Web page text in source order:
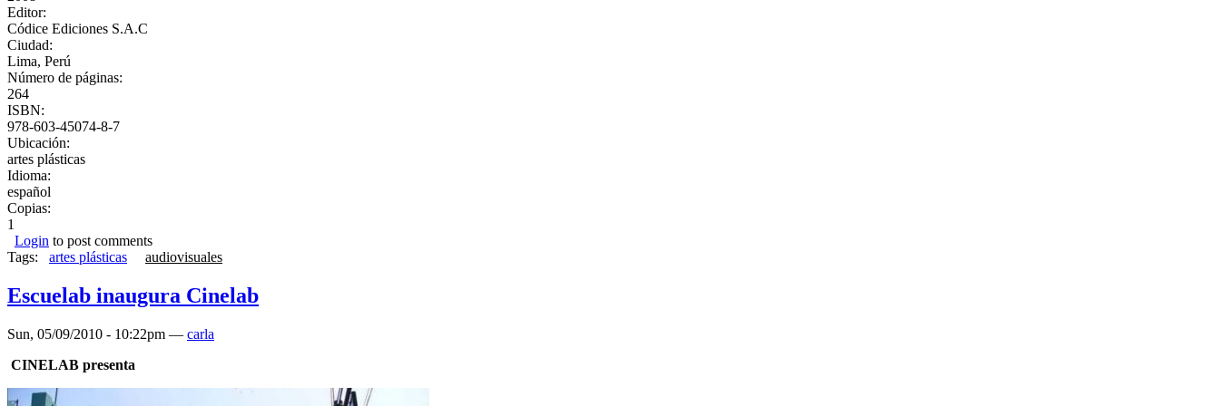
Editor:
Códice Ediciones S.A.C
Ciudad:
Lima, Perú
Número de páginas:
264
ISBN:
978-603-45074-8-7
Ubicación:
artes plásticas
Idioma:
español
Copias:
1
Login to post comments
Tags:
artes plásticas audiovisuales
Escuelab inaugura Cinelab
Sun, 05/09/2010 - 10:22pm — carla
CINELAB presenta